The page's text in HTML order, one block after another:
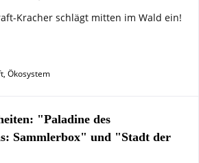
Kracher schlägt mitten im Wald ein!
, Ökosystem
"Paladine des
Sammlerbox" und "Stadt der